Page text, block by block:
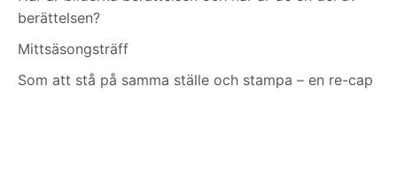
berättelsen?
Mittsäsongsträff
Som att stå på samma ställe och stampa – en re-cap